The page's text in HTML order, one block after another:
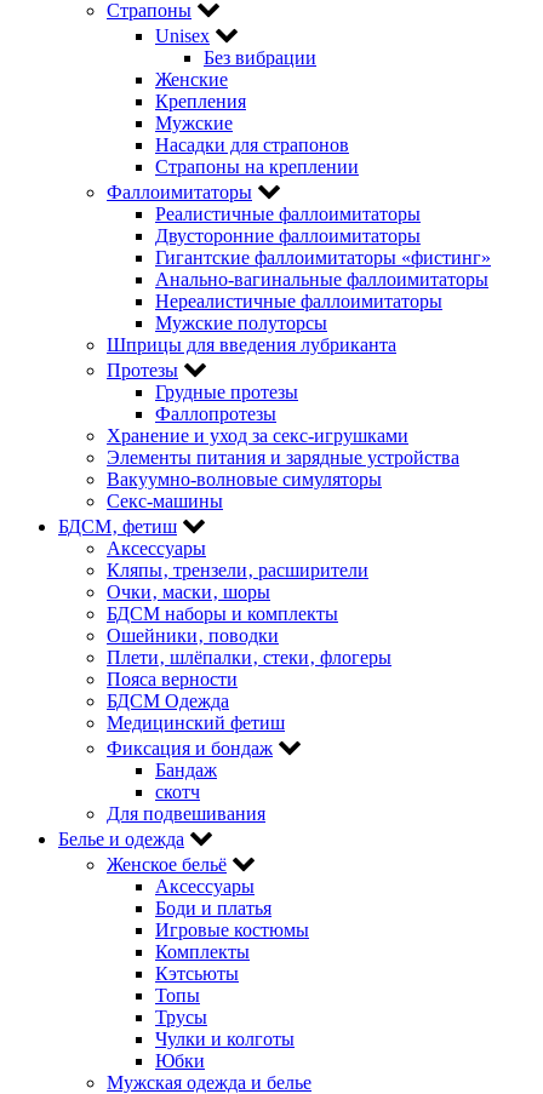
Страпоны
Unisex
Без вибрации
Женские
Крепления
Мужские
Насадки для страпонов
Страпоны на креплении
Фаллоимитаторы
Реалистичные фаллоимитаторы
Двусторонние фаллоимитаторы
Гигантские фаллоимитаторы «фистинг»
Анально-вагинальные фаллоимитаторы
Нереалистичные фаллоимитаторы
Мужские полуторсы
Шприцы для введения лубриканта
Протезы
Грудные протезы
Фаллопротезы
Хранение и уход за секс-игрушками
Элементы питания и зарядные устройства
Вакуумно-волновые симуляторы
Секс-машины
БДСМ‚ фетиш
Аксессуары
Кляпы‚ трензели‚ расширители
Очки‚ маски‚ шоры
БДСМ наборы и комплекты
Ошейники‚ поводки
Плети‚ шлёпалки‚ стеки‚ флогеры
Пояса верности
БДСМ Одежда
Медицинский фетиш
Фиксация и бондаж
Бандаж
скотч
Для подвешивания
Белье и одежда
Женское бельё
Аксессуары
Боди и платья
Игровые костюмы
Комплекты
Кэтсьюты
Топы
Трусы
Чулки и колготы
Юбки
Мужская одежда и белье